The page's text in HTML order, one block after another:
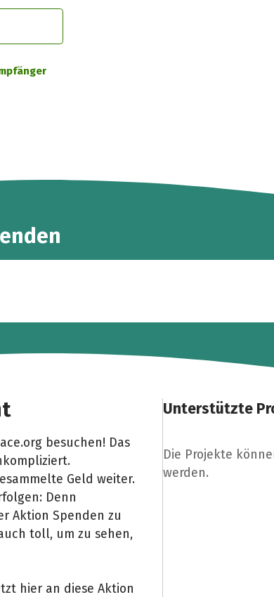
besuchen! Das
Geld weiter.
Denn
Aktion Spenden zu
toll, um zu sehen,
hier an diese Aktion
Unterstützte
Die Projekte
werden.